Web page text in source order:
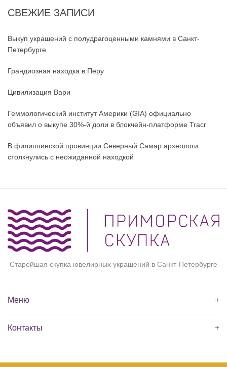
СВЕЖИЕ ЗАПИСИ
Выкуп украшений с полудрагоценными камнями в Санкт-
Петербурге
Грандиозная находка в Перу
Цивилизация Вари
Геммологический институт Америки (GIA) официально
объявил о выкупе 30%-й доли в блокчейн-платформе Tracr
В филиппинской провинции Северный Самар археологи
столкнулись с неожиданной находкой
Старейшая скупка ювелирных украшений в Санкт-Петербурге
Меню +
Контакты +